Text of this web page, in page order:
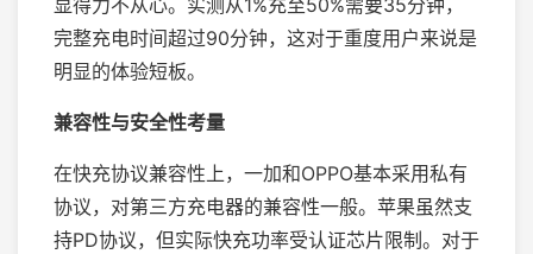
显得力不从心。实测从1%充至50%需要35分钟，
完整充电时间超过90分钟，这对于重度用户来说是
明显的体验短板。
兼容性与安全性考量
在快充协议兼容性上，一加和OPPO基本采用私有
协议，对第三方充电器的兼容性一般。苹果虽然支
持PD协议，但实际快充功率受认证芯片限制。对于